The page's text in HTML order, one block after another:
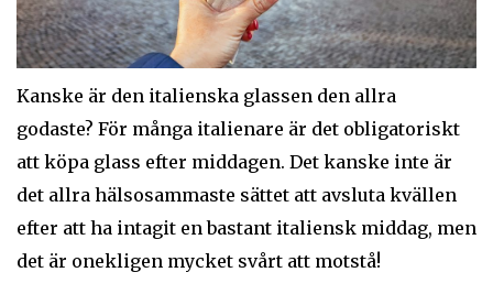
Kanske är den italienska glassen den allra
godaste? För många italienare är det obligatoriskt
att köpa glass efter middagen. Det kanske inte är
det allra hälsosammaste sättet att avsluta kvällen
efter att ha intagit en bastant italiensk middag, men
det är onekligen mycket svårt att motstå!